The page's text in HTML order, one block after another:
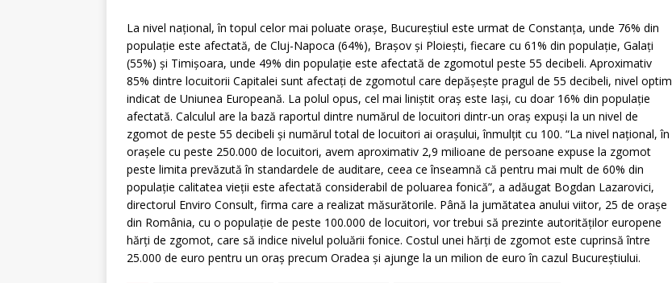
La nivel naţional, în topul celor mai poluate oraşe, Bucureştiul este urmat de Constanţa, unde 76% din
populaţie este afectată, de Cluj-Napoca (64%), Braşov şi Ploieşti, fiecare cu 61% din populaţie, Galaţi
(55%) şi Timişoara, unde 49% din populaţie este afectată de zgomotul peste 55 decibeli. Aproximativ
85% dintre locuitorii Capitalei sunt afectaţi de zgomotul care depăşeşte pragul de 55 decibeli, nivel optim
indicat de Uniunea Europeană. La polul opus, cel mai liniştit oraş este Iaşi, cu doar 16% din populaţie
afectată. Calculul are la bază raportul dintre numărul de locuitori dintr-un oraş expuşi la un nivel de
zgomot de peste 55 decibeli şi numărul total de locuitori ai oraşului, înmulţit cu 100. “La nivel naţional, în
oraşele cu peste 250.000 de locuitori, avem aproximativ 2,9 milioane de persoane expuse la zgomot
peste limita prevăzută în standardele de auditare, ceea ce înseamnă că pentru mai mult de 60% din
populaţie calitatea vieţii este afectată considerabil de poluarea fonică”, a adăugat Bogdan Lazarovici,
directorul Enviro Consult, firma care a realizat măsurătorile. Până la jumătatea anului viitor, 25 de oraşe
din România, cu o populaţie de peste 100.000 de locuitori, vor trebui să prezinte autorităţilor europene
hărţi de zgomot, care să indice nivelul poluării fonice. Costul unei hărţi de zgomot este cuprinsă între
25.000 de euro pentru un oraş precum Oradea şi ajunge la un milion de euro în cazul Bucureştiului.